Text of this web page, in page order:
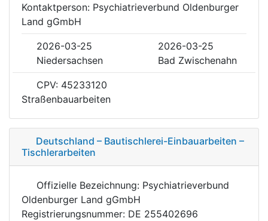
Kontaktperson: Psychiatrieverbund Oldenburger
Land gGmbH
2026-03-25
2026-03-25
Niedersachsen
Bad Zwischenahn
CPV: 45233120
Straßenbauarbeiten
Deutschland – Bautischlerei-Einbauarbeiten –
Tischlerarbeiten
Offizielle Bezeichnung: Psychiatrieverbund
Oldenburger Land gGmbH
Registrierungsnummer: DE 255402696